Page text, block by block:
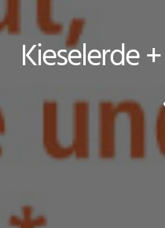
Kieselerde